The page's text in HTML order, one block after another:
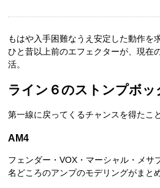
もはや入手困難なうえ安定した動作を
ひと昔以上前のエフェクターが、現在
活。
ライン６のストンプボ
第一線に戻ってくるチャンスを得たこ
AM4
フェンダー・VOX・マーシャル・メサ
名どころのアンプのモデリングがまと